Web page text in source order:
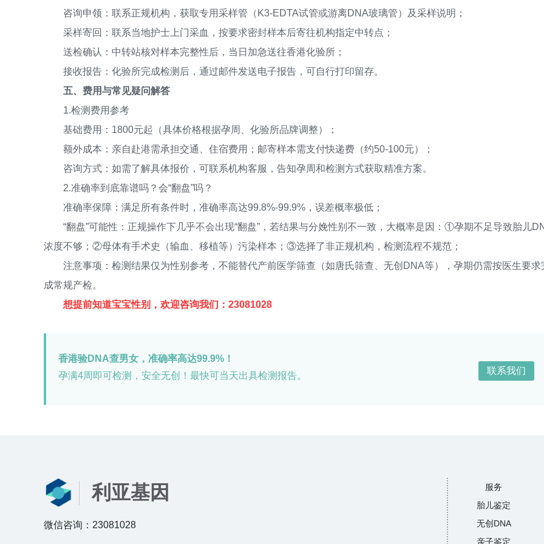
咨询申领：联系正规机构，获取专用采样管（K3-EDTA试管或游离DNA玻璃管）及采样说明；
采样寄回：联系当地护士上门采血，按要求密封样本后寄往机构指定中转点；
送检确认：中转站核对样本完整性后，当日加急送往香港化验所；
接收报告：化验所完成检测后，通过邮件发送电子报告，可自行打印留存。
五、费用与常见疑问解答
1.检测费用参考
基础费用：1800元起（具体价格根据孕周、化验所品牌调整）；
额外成本：亲自赴港需承担交通、住宿费用；邮寄样本需支付快递费（约50-100元）；
咨询方式：如需了解具体报价，可联系机构客服，告知孕周和检测方式获取精准方案。
2.准确率到底靠谱吗？会“翻盘”吗？
准确率保障：满足所有条件时，准确率高达99.8%-99.9%，误差概率极低；
“翻盘”可能性：正规操作下几乎不会出现“翻盘”，若结果与分娩性别不一致，大概率是因：①孕期不足导致胎儿
浓度不够；②母体有手术史（输血、移植等）污染样本；③选择了非正规机构，检测流程不规范；
注意事项：检测结果仅为性别参考，不能替代产前医学筛查（如唐氏筛查、无创DNA等），孕期仍需按医生要求
成常规产检。
想提前知道宝宝性别，欢迎咨询我们：23081028
香港验DNA查男女，准确率高达99.9%！
孕满4周即可检测，安全无创！最快可当天出具检测报告。
联系我们
利亚基因
微信咨询：23081028
服务
胎儿鉴定
无创DNA
亲子鉴定